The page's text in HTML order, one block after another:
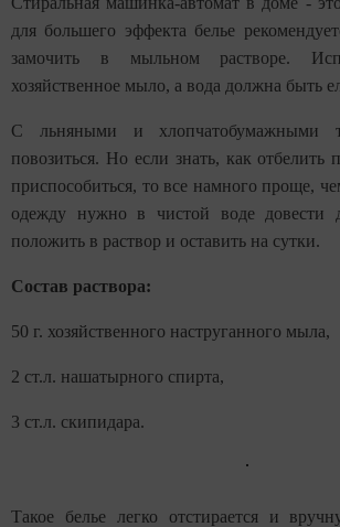
для большего эффекта белье
замочить в мыльном растворе.
хозяйственное мыло, а вода должна быть
С льняными и хлопчатобумажными
повозиться. Но если знать, как отбелить
приспособиться, то все намного проще,
одежду нужно в чистой воде довести
положить в раствор и оставить на сутки.
Состав раствора:
50 г. хозяйственного наструганного мыла,
2 ст.л. нашатырного спирта,
3 ст.л. скипидара.
Такое белье легко отстирается и